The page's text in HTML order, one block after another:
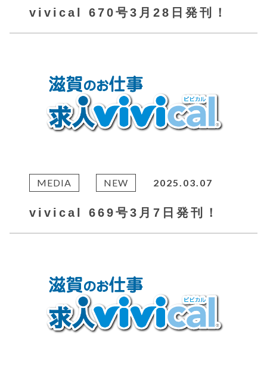
vivical 670号3月28日発刊！
MEDIA NEW 2025.03.07
vivical 669号3月7日発刊！